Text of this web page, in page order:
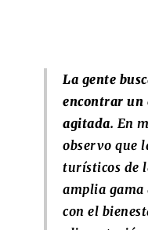
La gente
encontrar un
agitada. En
observo que
turísticos de
amplia gama
con el